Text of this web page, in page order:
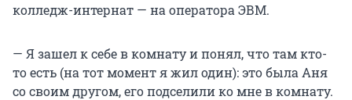
колледж-интернат — на оператора ЭВМ.
— Я зашел к себе в комнату и понял, что там кто-
то есть (на тот момент я жил один): это была Аня
со своим другом, его подселили ко мне в комнату.